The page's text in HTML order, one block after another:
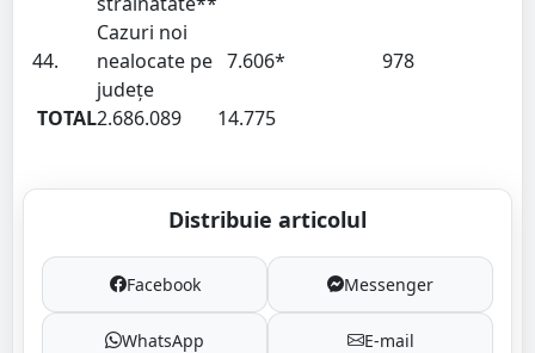
44.
Cazuri noi
nealocate pe
județe
7.606* 978
TOTAL2.686.089 14.775
Distribuie articolul
Facebook Messenger
WhatsApp E-mail